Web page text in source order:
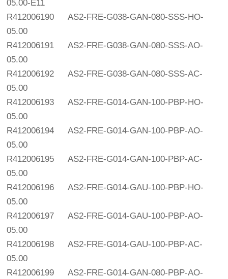
05.00-E11
R412006190
AS2-FRE-G038-GAN-080-SSS-HO-
05.00
R412006191
AS2-FRE-G038-GAN-080-SSS-AO-
05.00
R412006192
AS2-FRE-G038-GAN-080-SSS-AC-
05.00
R412006193
AS2-FRE-G014-GAN-100-PBP-HO-
05.00
R412006194
AS2-FRE-G014-GAN-100-PBP-AO-
05.00
R412006195
AS2-FRE-G014-GAN-100-PBP-AC-
05.00
R412006196
AS2-FRE-G014-GAU-100-PBP-HO-
05.00
R412006197
AS2-FRE-G014-GAU-100-PBP-AO-
05.00
R412006198
AS2-FRE-G014-GAU-100-PBP-AC-
05.00
R412006199
AS2-FRE-G014-GAN-080-PBP-AO-